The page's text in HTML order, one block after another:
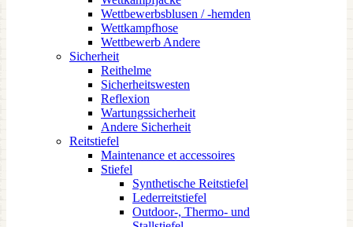
Wettbewerbsblusen / -hemden
Wettkampfhose
Wettbewerb Andere
Sicherheit
Reithelme
Sicherheitswesten
Reflexion
Wartungssicherheit
Andere Sicherheit
Reitstiefel
Maintenance et accessoires
Stiefel
Synthetische Reitstiefel
Lederreitstiefel
Outdoor-, Thermo- und